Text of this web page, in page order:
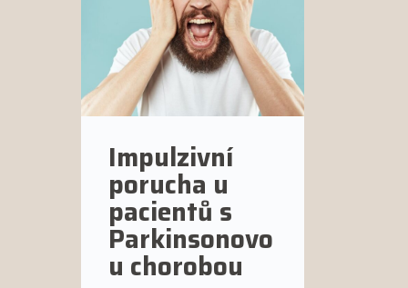
Impulzivní
porucha u
pacientů s
Parkinsonovo
u chorobou